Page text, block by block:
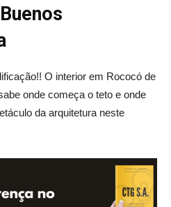
O interior em Rococó de
onde começa o teto e onde
da arquitetura neste